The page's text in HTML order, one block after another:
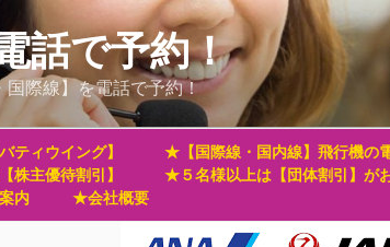
話で予約！
国際線】を電話で予約！
ティウイング】 ★【国際線・国内線】飛行機の
株主優待割引】
★５名様以上は【団体割引】が
内
★会社概要